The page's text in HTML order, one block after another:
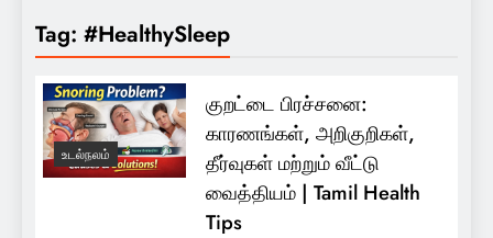
Tag: #HealthySleep
உடல்நலம்
குறட்டை பிரச்சனை:
காரணங்கள், அறிகுறிகள்,
தீர்வுகள் மற்றும் வீட்டு
வைத்தியம் | Tamil Health
Tips